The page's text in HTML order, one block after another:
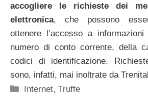
accogliere le richieste dei
elettronica, che possono
ottenere l’accesso a
numero di conto corrente, della
codici di identificazione.
sono, infatti, mai inoltrate da
Categorie
Internet,Truffe